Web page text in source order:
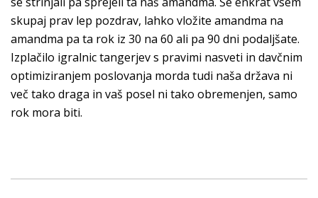
skupaj prav lep pozdrav, lahko vložite amandma na
amandma pa ta rok iz 30 na 60 ali pa 90 dni podaljšate.
Izplačilo igralnic tangerjev s pravimi nasveti in davčnim
optimiziranjem poslovanja morda tudi naša država ni
več tako draga in vaš posel ni tako obremenjen, samo
rok mora biti.